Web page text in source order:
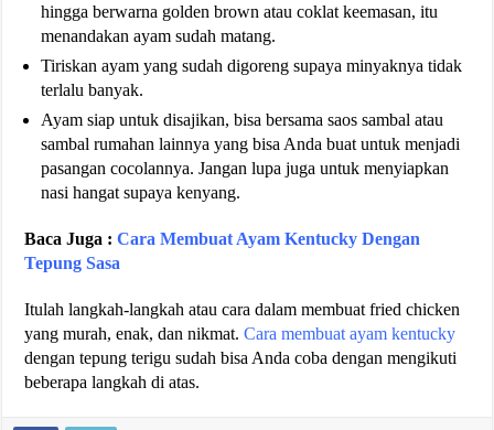
hingga berwarna golden brown atau coklat keemasan, itu
menandakan ayam sudah matang.
Tiriskan ayam yang sudah digoreng supaya minyaknya tidak
terlalu banyak.
Ayam siap untuk disajikan, bisa bersama saos sambal atau
sambal rumahan lainnya yang bisa Anda buat untuk menjadi
pasangan cocolannya. Jangan lupa juga untuk menyiapkan
nasi hangat supaya kenyang.
Baca Juga :Cara Membuat Ayam Kentucky Dengan
Tepung Sasa
Itulah langkah-langkah atau cara dalam membuat fried chicken
yang murah, enak, dan nikmat.Cara membuat ayam kentucky
dengan tepung terigu sudah bisa Anda coba dengan mengikuti
beberapa langkah di atas.